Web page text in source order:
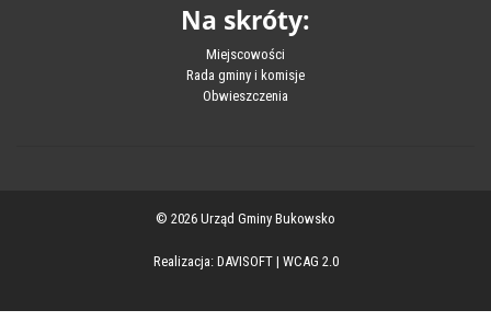
Na skróty:
Miejscowości
Rada gminy i komisje
Obwieszczenia
© 2026 Urząd Gminy Bukowsko
Realizacja: DAVISOFT| WCAG 2.0